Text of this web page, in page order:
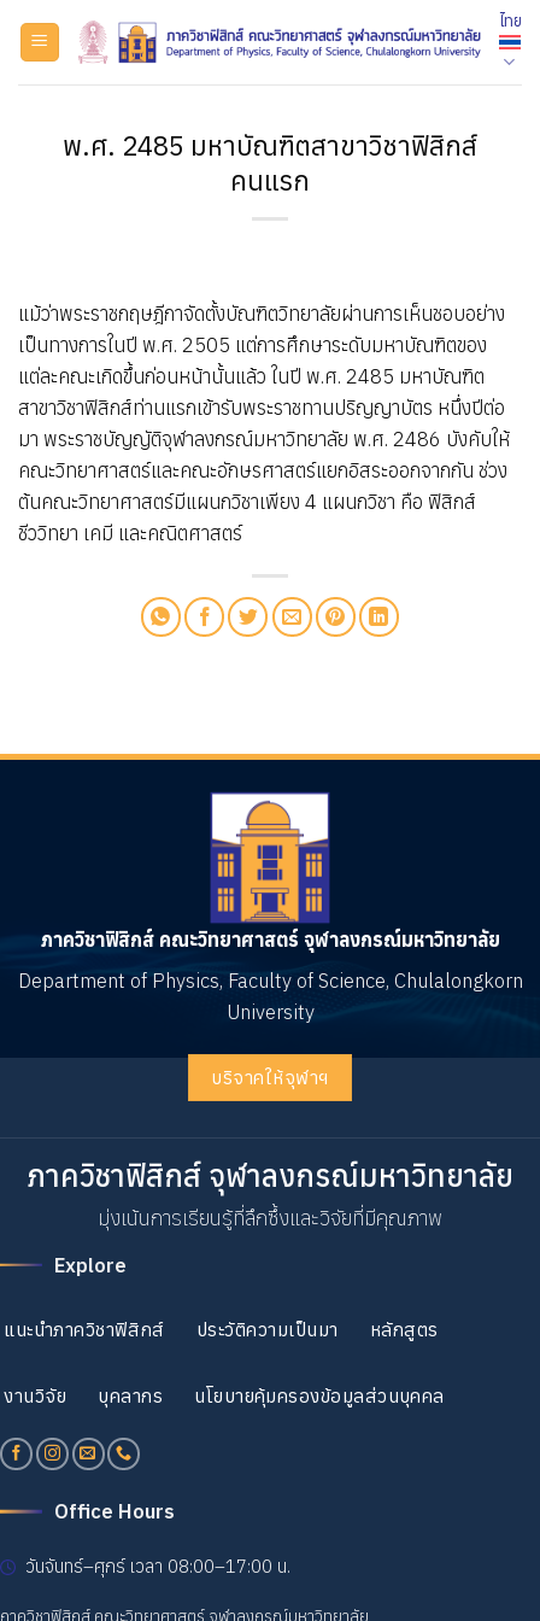
ไทย
พ.ศ. 2485 มหาบัณฑิตสาขาวิชาฟิสิกส์
คนแรก
แม้ว่าพระราชกฤษฎีกาจัดตั้งบัณฑิตวิทยาลัยผ่านการเห็นชอบอย่าง
เป็นทางการในปี พ.ศ. 2505 แต่การศึกษาระดับมหาบัณฑิตของ
แต่ละคณะเกิดขึ้นก่อนหน้านั้นแล้ว ในปี พ.ศ. 2485 มหาบัณฑิต
สาขาวิชาฟิสิกส์ท่านแรกเข้ารับพระราชทานปริญญาบัตร หนึ่งปีต่อ
มา พระราชบัญญัติจุฬาลงกรณ์มหาวิทยาลัย พ.ศ. 2486 บังคับให้
คณะวิทยาศาสตร์และคณะอักษรศาสตร์แยกอิสระออกจากกัน ช่วง
ต้นคณะวิทยาศาสตร์มีแผนกวิชาเพียง 4 แผนกวิชา คือ ฟิสิกส์
ชีววิทยา เคมี และคณิตศาสตร์
ภาควิชาฟิสิกส์ คณะวิทยาศาสตร์ จุฬาลงกรณ์มหาวิทยาลัย
Department of Physics, Faculty of Science, Chulalongkorn
University
บริจาคให้จุฬาฯ
ภาควิชาฟิสิกส์ จุฬาลงกรณ์มหาวิทยาลัย
มุ่งเน้นการเรียนรู้ที่ลึกซึ้งและวิจัยที่มีคุณภาพ
Explore
แนะนำภาควิชาฟิสิกส์ ประวัติความเป็นมา หลักสูตร
งานวิจัย บุคลากร นโยบายคุ้มครองข้อมูลส่วนบุคคล
Office Hours
วันจันทร์–ศุกร์ เวลา 08:00–17:00 น.
ภาควิชาฟิสิกส์ คณะวิทยาศาสตร์ จุฬาลงกรณ์มหาวิทยาลัย